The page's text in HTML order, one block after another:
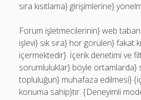
sıra kısıtlama} girişimlerine}
Forum işletmecilerinin} web
işlevi} sık sıra} hor görülen} fakat
içermektedir}. İçerik denetimi ve
sorumluluklar} böyle ortamlarda}
topluluğun} muhafaza edilmesi}
konuma sahip}tır. {Deneyimli